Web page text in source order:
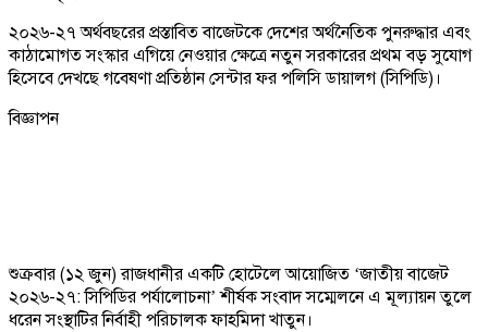
২০২৬-২৭ অর্থবছরের প্রস্তাবিত বাজেটকে দেশের অর্থনৈতিক পুনরুদ্ধার এবং
কাঠামোগত সংস্কার এগিয়ে নেওয়ার ক্ষেত্রে নতুন সরকারের প্রথম বড় সুযোগ
হিসেবে দেখছে গবেষণা প্রতিষ্ঠান সেন্টার ফর পলিসি ডায়ালগ (সিপিডি)।
বিজ্ঞাপন
শুক্রবার (১২ জুন) রাজধানীর একটি হোটেলে আয়োজিত ‘জাতীয় বাজেট
২০২৬-২৭: সিপিডির পর্যালোচনা’ শীর্ষক সংবাদ সম্মেলনে এ মূল্যায়ন তুলে
ধরেন সংস্থাটির নির্বাহী পরিচালক ফাহমিদা খাতুন।